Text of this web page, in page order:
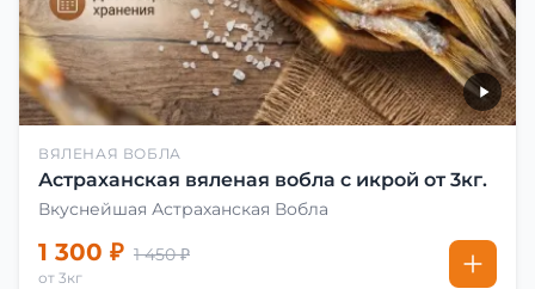
ВЯЛЕНАЯ ВОБЛА
Астраханская вяленая вобла с икрой от 3кг.
Вкуснейшая Астраханская Вобла
1 300 ₽ 1 450 ₽
от 3кг